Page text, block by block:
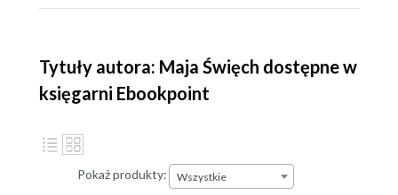
Tytuły autora: Maja Święch dostępne w
księgarni Ebookpoint
Pokaż produkty: Wszystkie